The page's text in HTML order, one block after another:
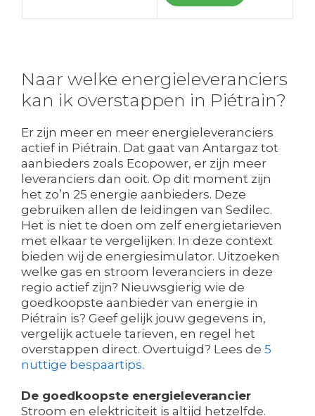
Naar welke energieleveranciers
kan ik overstappen in Piétrain?
Er zijn meer en meer energieleveranciers
actief in Piétrain. Dat gaat van Antargaz tot
aanbieders zoals Ecopower, er zijn meer
leveranciers dan ooit. Op dit moment zijn
het zo’n 25 energie aanbieders. Deze
gebruiken allen de leidingen van Sedilec.
Het is niet te doen om zelf energietarieven
met elkaar te vergelijken. In deze context
bieden wij de energiesimulator. Uitzoeken
welke gas en stroom leveranciers in deze
regio actief zijn? Nieuwsgierig wie de
goedkoopste aanbieder van energie in
Piétrain is? Geef gelijk jouw gegevens in,
vergelijk actuele tarieven, en regel het
overstappen direct. Overtuigd? Lees de 5
nuttige bespaartips.
De goedkoopste energieleverancier
Stroom en elektriciteit is altijd hetzelfde.